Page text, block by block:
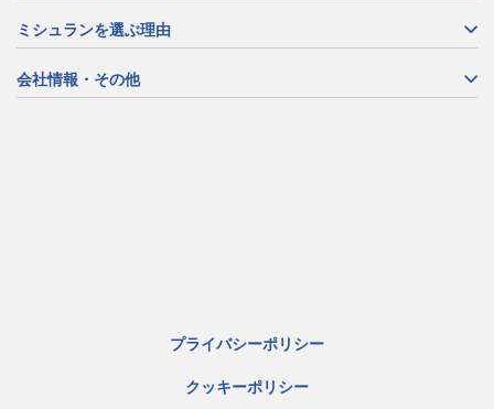
ミシュランを選ぶ理由
会社情報・その他
プライバシーポリシー
クッキーポリシー